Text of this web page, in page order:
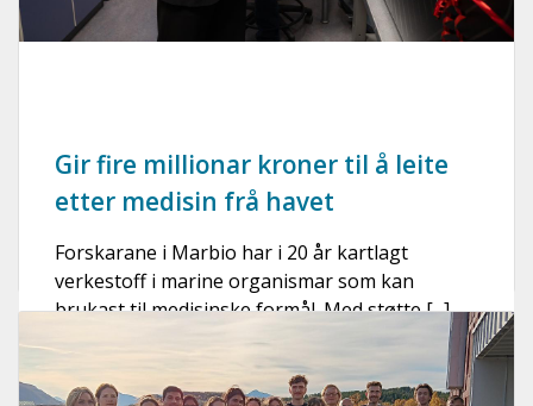
Gir fire millionar kroner til å leite
etter medisin frå havet
Forskarane i Marbio har i 20 år kartlagt
verkestoff i marine organismar som kan
brukast til medisinske formål. Med støtte [...]